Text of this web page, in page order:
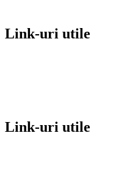
Link-uri utile
Link-uri utile